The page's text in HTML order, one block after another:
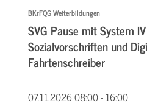
BKrFQG Weiterbildungen
SVG Pause mit System
Sozialvorschriften und
Fahrtenschreiber
07.11.202608:00 - 16:00